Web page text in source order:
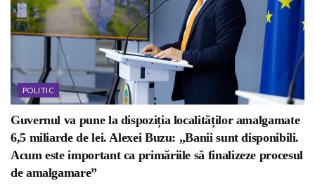
POLITIC
Guvernul va pune la dispoziția localităților amalgamate
6,5 miliarde de lei. Alexei Buzu: „Banii sunt disponibili.
Acum este important ca primăriile să finalizeze procesul
de amalgamare”